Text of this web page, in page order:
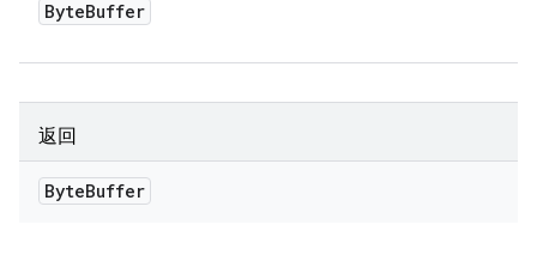
ByteBuffer
返回
ByteBuffer